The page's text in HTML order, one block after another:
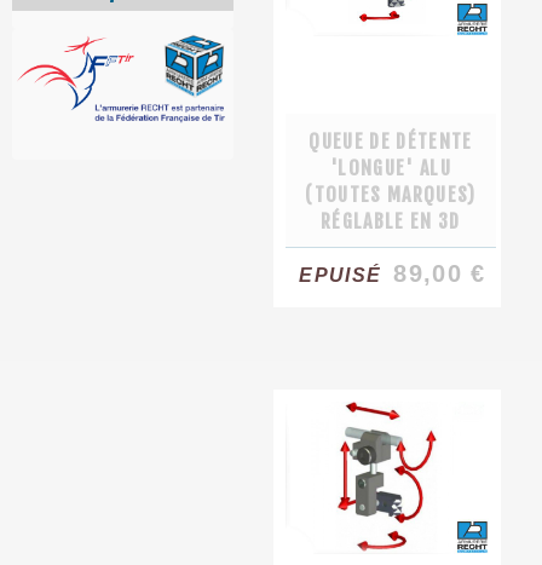
QUEUE DE DÉTENTE
'LONGUE' ALU
(TOUTES MARQUES)
RÉGLABLE EN 3D
EPUISÉ 89,00 €